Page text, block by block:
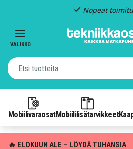
Nopeat
VALIKKO
MobiilivaraosatMobiililisätarvikkeet
🔥 ELOKUUN ALE – LÖYDÄ TUHANSIA